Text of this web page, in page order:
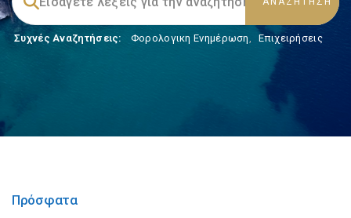
Συχνές Αναζητήσεις: Φορολογικη Ενημέρωση, Επιχειρήσεις
Πρόσφατα